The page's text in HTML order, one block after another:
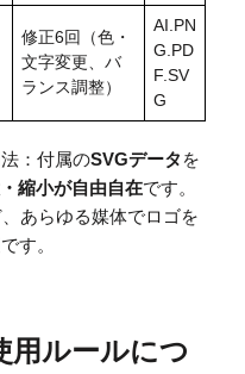
修正6回（色・
文字変更、バ
ランス調整）
AI.PN
G.PD
F.SV
G
：付属のSVGデータ を
縮小が自由自在です。
あらゆる媒体でロゴを
す。
用ルールにつ